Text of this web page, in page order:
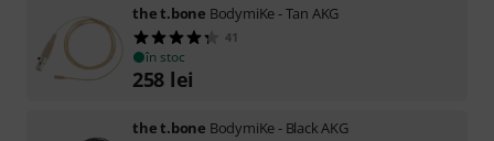
the t.bone BodymiKe - Tan AKG
41
în stoc
258 lei
the t.bone BodymiKe - Black AKG